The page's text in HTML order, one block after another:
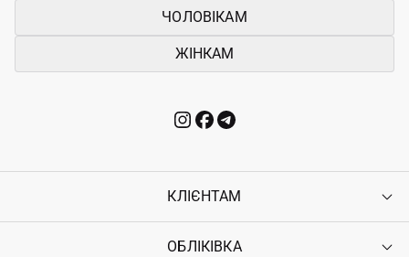
ЧОЛОВІКАМ
ЖІНКАМ
КЛІЄНТАМ
Контакти
ОБЛІКІВКА